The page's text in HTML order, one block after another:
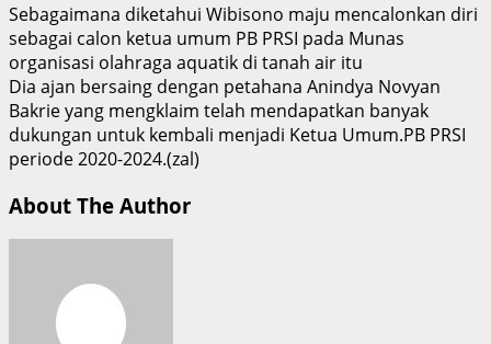
Sebagaimana diketahui Wibisono maju mencalonkan diri
sebagai calon ketua umum PB PRSI pada Munas
organisasi olahraga aquatik di tanah air itu
Dia ajan bersaing dengan petahana Anindya Novyan
Bakrie yang mengklaim telah mendapatkan banyak
dukungan untuk kembali menjadi Ketua Umum.PB PRSI
periode 2020-2024.(zal)
About The Author